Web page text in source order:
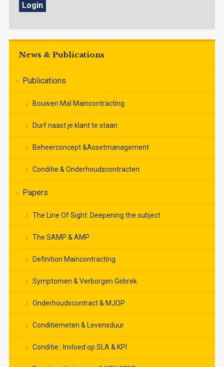
Login
News & Publications
Publications
Bouwen Mal Maincontracting
Durf naast je klant te staan
Beheerconcept &Assetmanagement
Conditie & Onderhoudscontracten
Papers
The Line Of Sight: Deepening the subject
The SAMP & AMP
Definition Maincontracting
Symptomen & Verborgen Gebrek
Onderhoudscontract & MJOP
Conditiemeten & Levensduur
Conditie : Invloed op SLA & KPI